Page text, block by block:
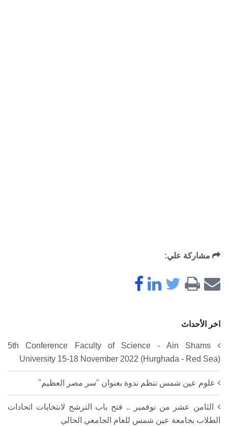
مشاركة علي:
اخر الأحداث
5th Conference Faculty of Science - Ain Shams
University 15-18 November 2022 (Hurghada - Red Sea)
علوم عين شمس تنظم ندوة بعنوان "سر مصر العظيم"
الثامن عشر من نوفمبر .. فتح باب الترشح لانتخابات اتحادات
الطلاب بجامعة عين شمس للعام الجامعي الحالي